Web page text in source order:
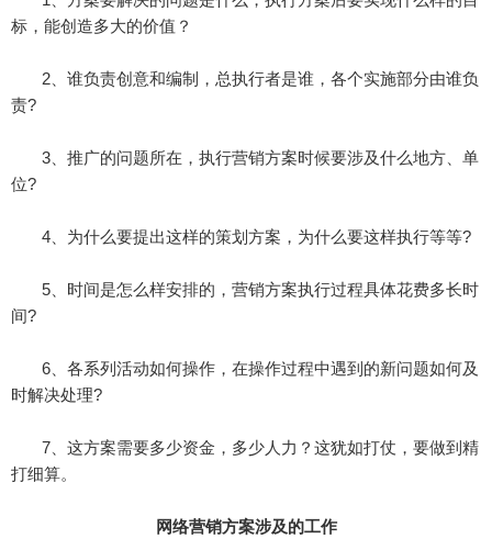
标，能创造多大的价值？
2、谁负责创意和编制，总执行者是谁，各个实施部分由谁负
责?
3、推广的问题所在，执行营销方案时候要涉及什么地方、单
位?
4、为什么要提出这样的策划方案，为什么要这样执行等等?
5、时间是怎么样安排的，营销方案执行过程具体花费多长时
间?
6、各系列活动如何操作，在操作过程中遇到的新问题如何及
时解决处理?
7、这方案需要多少资金，多少人力？这犹如打仗，要做到精
打细算。
网络营销方案涉及的工作